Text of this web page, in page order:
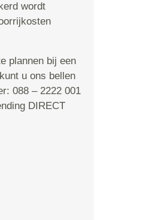
wordt
plannen bij een
u ons bellen
088 – 2222 001
DIRECT